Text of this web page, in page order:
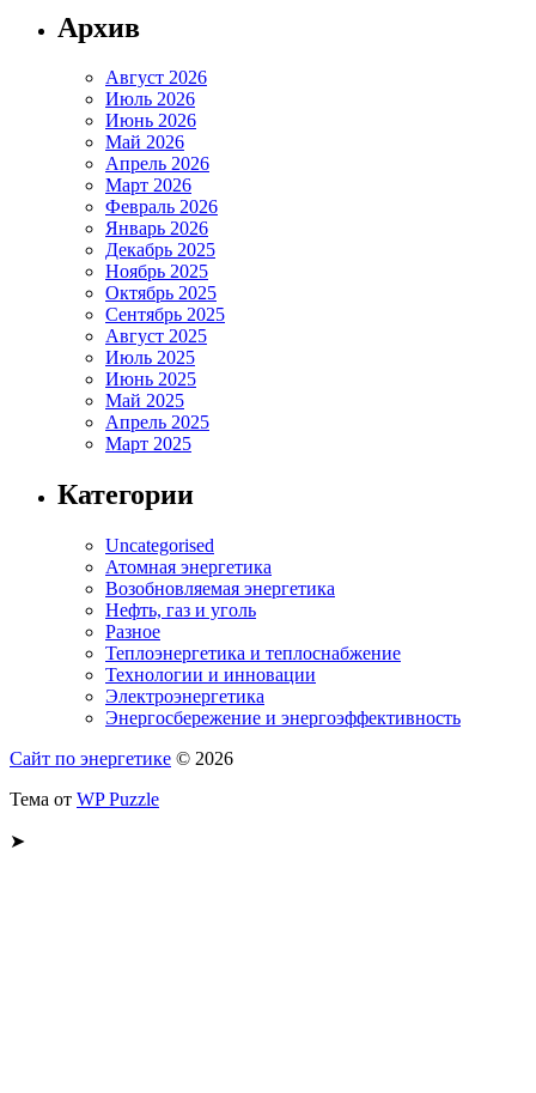
Архив
Август 2026
Июль 2026
Июнь 2026
Май 2026
Апрель 2026
Март 2026
Февраль 2026
Январь 2026
Декабрь 2025
Ноябрь 2025
Октябрь 2025
Сентябрь 2025
Август 2025
Июль 2025
Июнь 2025
Май 2025
Апрель 2025
Март 2025
Категории
Uncategorised
Атомная энергетика
Возобновляемая энергетика
Нефть, газ и уголь
Разное
Теплоэнергетика и теплоснабжение
Технологии и инновации
Электроэнергетика
Энергосбережение и энергоэффективность
Сайт по энергетике © 2026
Тема от WP Puzzle
➤